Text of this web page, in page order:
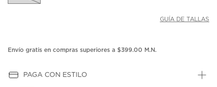
GUÍA DE TALLAS
Envío gratis en compras superiores a $399.00 M.N.
PAGA CON ESTILO